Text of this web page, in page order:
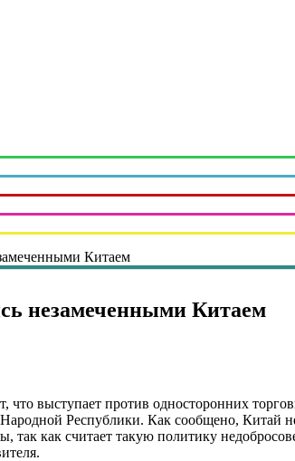
Китаем
незамеченными Китаем
что выступает против односторонних
Республики. Как сообщено, Китай
так как считает такую политику